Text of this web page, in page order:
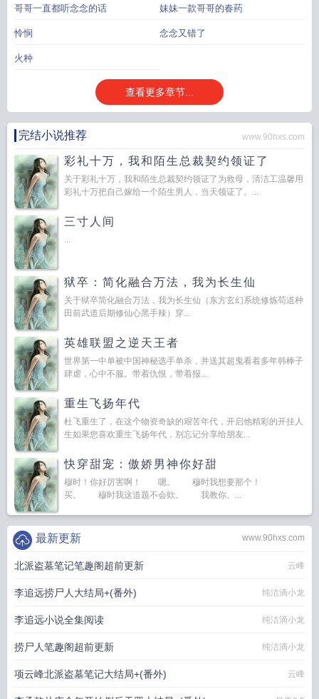
哥哥一直都听念念的话 妹妹一款哥哥的春药
怜悯 念念又错了
火种
查看更多章节...
完结小说推荐 www.90hxs.com
彩礼十万，我和陌生总裁契约领证了
关于彩礼十万，我和陌生总裁契约领证了为救母，清洁工温馨用
彩礼十万把自己嫁给一个陌生男人，当天领证了。...
三寸人间
...
狱卒：简化融合万法，我为长生仙
关于狱卒简化融合万法，我为长生仙（东方玄幻系统修炼苟道种
田前武道后期修仙心黑手辣）穿...
英雄联盟之逆天王者
世界第一中单被中国神秘选手单杀，并送其超鬼看着多年韩棒子
肆虐，心中不服。带着仇恨，带着报...
重生飞扬年代
杜飞重生了，在这个物资奇缺的艰苦年代，开启他精彩的开挂人
生如果您喜欢重生飞扬年代，别忘记分享给朋友...
快穿甜宠：傲娇男神你好甜
穆时！你好厉害啊！ 嗯。 穆时我想要那个！
买。 穆时我这道题不会欸。 我教你。...
www.90hxs.com
最新更新
北派盗墓笔记笔趣阁超前更新 云峰
李追远捞尸人大结局+(番外) 纯洁滴小龙
李追远小说全集阅读 纯洁滴小龙
捞尸人笔趣阁超前更新 纯洁滴小龙
项云峰北派盗墓笔记大结局+(番外) 云峰